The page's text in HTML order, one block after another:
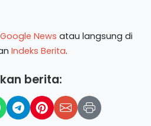
Google News atau langsung di
Indeks Berita.
berita: